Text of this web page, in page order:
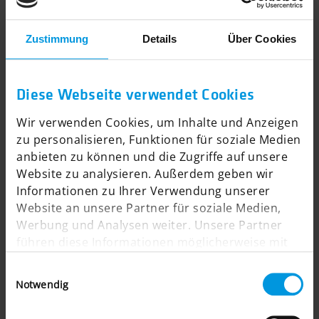
Zustimmung Details Über Cookies
Diese Webseite verwendet Cookies
Wir verwenden Cookies, um Inhalte und Anzeigen
zu personalisieren, Funktionen für soziale Medien
anbieten zu können und die Zugriffe auf unsere
Website zu analysieren. Außerdem geben wir
Informationen zu Ihrer Verwendung unserer
Website an unsere Partner für soziale Medien,
Werbung und Analysen weiter. Unsere Partner
führen diese Informationen möglicherweise mit
bereitgestellt haben oder die sie im Rahmen Ihrer
Nutzung der Dienste gesammelt haben.
Notwendig